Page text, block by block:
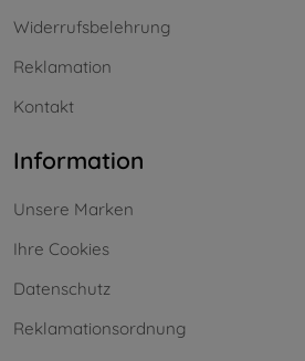
Widerrufsbelehrung
Reklamation
Kontakt
Information
Unsere Marken
Ihre Cookies
Datenschutz
Reklamationsordnung